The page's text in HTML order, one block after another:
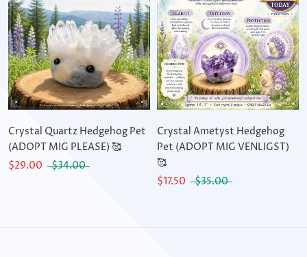
Crystal Quartz Hedgehog Pet
(ADOPT MIG PLEASE) 🥰
$29.00
$34.00
Crystal Ametyst Hedgehog
Pet (ADOPT MIG VENLIGST)
🥰
$17.50
$35.00